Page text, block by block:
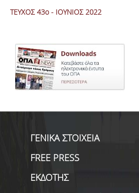
ΤΕΥΧΟΣ 43ο - ΙΟΥΝΙΟΣ 2022
ΓΕΝΙΚΑ ΣΤΟΙΧΕΙΑ
FREE PRESS
ΕΚΔΟΤΗΣ